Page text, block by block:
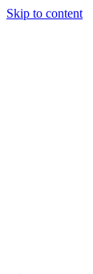
Skip to content